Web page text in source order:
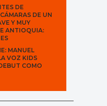
DE
DE UN
Y MUY
ANTIOQUIA:
MANUEL
VOZ KIDS
COMO